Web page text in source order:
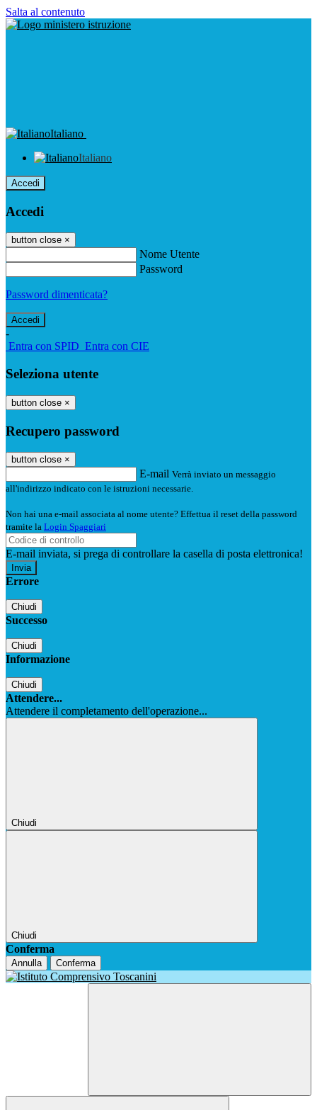
Salta al contenuto
Italiano
Italiano
Accedi
Accedi
button close ×
Nome Utente
Password
Password dimenticata?
-
Entra con SPID Entra con CIE
Seleziona utente
button close ×
Recupero password
button close ×
E-mail Verrà inviato un messaggio
all'indirizzo indicato con le istruzioni necessarie.
Non hai una e-mail associata al nome utente? Effettua il reset della password
tramite la Login Spaggiari
E-mail inviata, si prega di controllare la casella di posta elettronica!
Errore
Chiudi
Successo
Chiudi
Informazione
Chiudi
Attendere...
Attendere il completamento dell'operazione...
Chiudi
Chiudi
Conferma
Annulla Conferma